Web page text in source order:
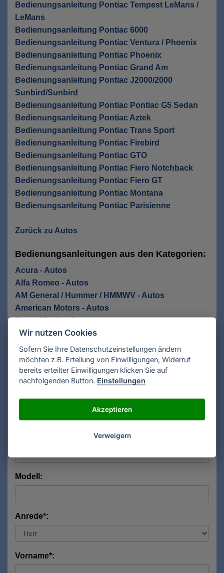
Bedienungsanleitung Pontiac Tempest LeMans /
LeMans
Bedienungsanleitung Pontiac 6000
Bedienungsanleitung Pontiac Ventura / Phoenix
Bedienungsanleitung Pontiac Phoenix
Bedienungsanleitung Pontiac Grand Am
Bedienungsanleitung Pontiac J2000/2000
Sunbird/Sunbird
Bedienungsanleitung Pontiac Pontiac G5 Sedan
Bedienungsanleitung Pontiac Aztek
Bedienungsanleitung Pontiac Trans Sport
Bedienungsanleitung Pontiac Firebird
Bedienungsanleitung Pontiac GTO
Bedienungsanleitung Pontiac Fiero Notchback
Bedienungsanleitung Pontiac Fiero GT
Bedienungsanleitung Pontiac Montana
Bedienungsanleitung Pontiac Parisienne
Zurück zu Autos
Bedienungsanleitungen aus den Kategorien:
Acura - Autos
Alfa Romeo - Autos
AM General / Hummer / HMMWV - Autos
American Motors - Autos
Aston Martin - Autos
Anfrage Recherche Bedienungsanleitungen
Für eine kostenlose Recherche Ihrer
Bedienungsanleitung füllen Sie das Formular aus.
Gesuchte Anleitung für*:
Modell:
Anrede*:
Vorname*:
Wir nutzen Cookies
Sofern Sie Ihre Datenschutzeinstellungen ändern
möchten z.B. Erteilung von Einwilligungen, Widerruf
bereits erteilter Einwilligungen klicken Sie auf
nachfolgenden Button. Einstellungen
Akzeptieren
Verweigern